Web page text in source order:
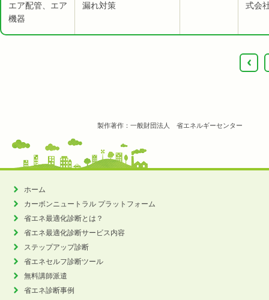
エア配管、エア
機器
漏れ対策
式会
‹
製作著作：一般財団法人 省エネルギーセンター
ホーム
カーボンニュートラル プラットフォーム
省エネ最適化診断とは？
省エネ最適化診断サービス内容
ステップアップ診断
省エネセルフ診断ツール
無料講師派遣
省エネ診断事例